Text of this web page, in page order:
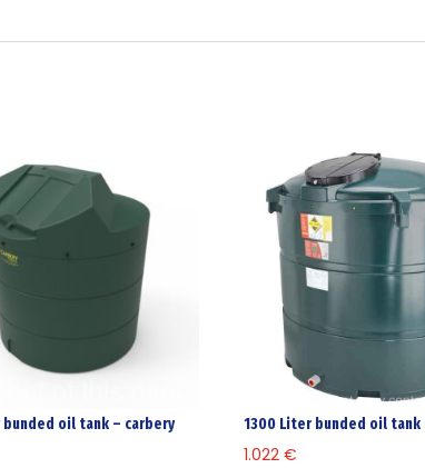
bunded oil tank – carbery 1300 Liter bunded oil tank
1.022€